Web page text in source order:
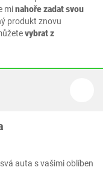
minahoře zadat svou
produkt znovu
vybrat z
auta s vašimi oblíben